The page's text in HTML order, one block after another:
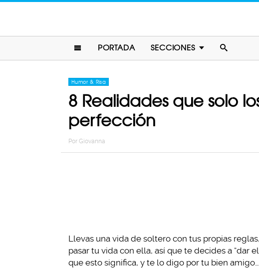
PORTADA SECCIONES
Humor & Risa
8 Realidades que solo
perfección
Por Giovanna
Llevas una vida de soltero con tus propias
pasar tu vida con ella, así que te decides a “dar
que esto significa, y te lo digo por tu bien